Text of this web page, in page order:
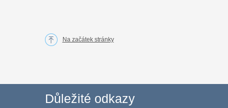
Na začátek stránky
Důležité odkazy